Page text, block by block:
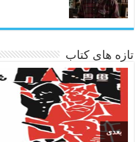
تازه های کتاب
بعدی